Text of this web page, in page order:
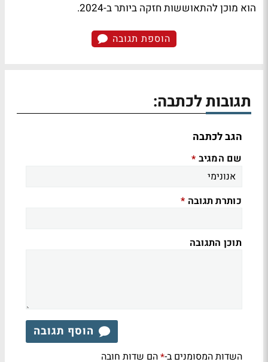
הוא מוכן להתאוששות חזקה ביותר ב-2024.
הוספת תגובה
תגובות לכתבה:
הגב לכתבה
שם המגיב *
כותרת תגובה *
תוכן התגובה
הוסף תגובה
השדות המסומנים ב-*הם שדות חובה